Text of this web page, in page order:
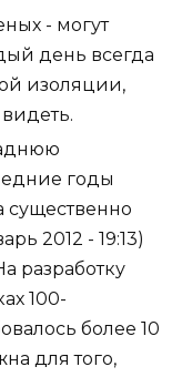
- могут
день всегда
изоляции,
годы
существенно
2012 - 19:13)
разработку
100-
более 10
для того,